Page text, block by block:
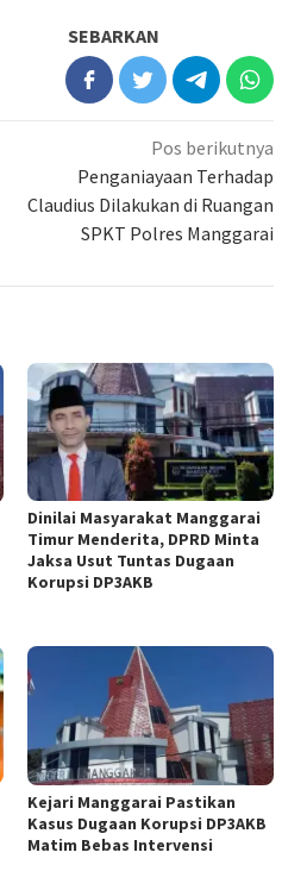
SEBARKAN
Pos berikutnya
Penganiayaan Terhadap
Claudius Dilakukan di Ruangan
SPKT Polres Manggarai
Dinilai Masyarakat Manggarai
Timur Menderita, DPRD Minta
Jaksa Usut Tuntas Dugaan
Korupsi DP3AKB
Kejari Manggarai Pastikan
Kasus Dugaan Korupsi DP3AKB
Matim Bebas Intervensi